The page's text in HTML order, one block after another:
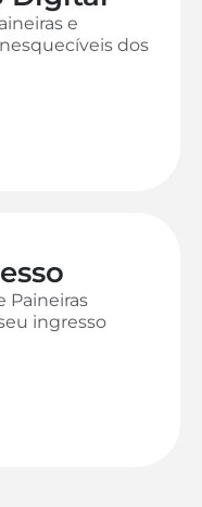
e
dos
Paineiras
ingresso